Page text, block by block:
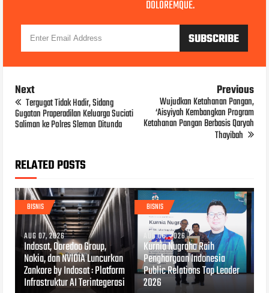
DOLOREMQUE.
Next
Tergugat Tidak Hadir, Sidang
Gugatan Praperadilan Keluarga Suciati
Saliman ke Polres Sleman Ditunda
Previous
Wujudkan Ketahanan Pangan,
‘Aisyiyah Kembangkan Program
Ketahanan Pangan Berbasis Qaryah
Thayibah
RELATED POSTS
BISNIS
AUG 07, 2026
Indosat, Ooredoo Group,
Nokia, dan NVIDIA Luncurkan
Zankore by Indosat : Platform
Infrastruktur AI Terintegerasi
BISNIS
AUG 06, 2026
Kurnia Nugraha Raih
Penghargaan Indonesia
Public Relations Top Leader
2026